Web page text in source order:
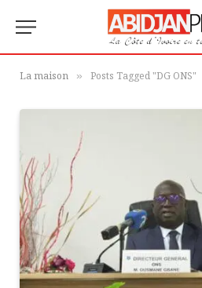
La maison » Posts Tagged "DG ONS"